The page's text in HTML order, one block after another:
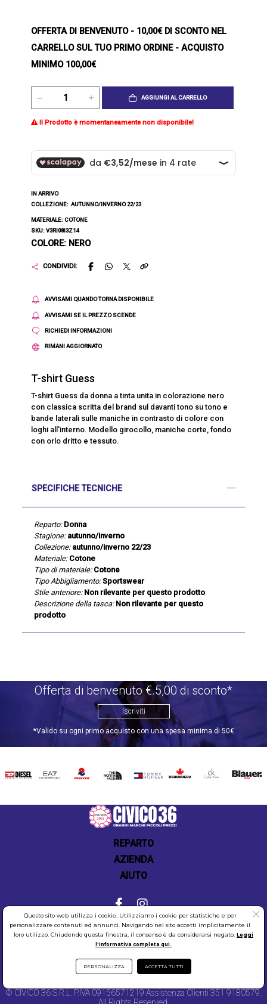
OFFERTA DI BENVENUTO- 10,00€ DI SCONTO NEL
CARRELLO SUL TUO PRIMO ORDINE - ACQUISTO
MINIMO 100,00€
AGGIUNGI AL CARRELLO
Il Prodotto è momentaneamente non disponibile!
IN ARRIVO
COLLEZIONE: AUTUNNO/INVERNO 22/23
MATERIALE: COTONE
SKU: V3RI08I3Z14
COLORE: NERO
CONDIVIDI:
AVVISAMI QUANDO TORNA DISPONIBILE
AVVISAMI SE IL PREZZO SCENDE
RICHIEDI INFORMAZIONI
RIMANI AGGIORNATO
T-shirt Guess
T-shirt Guess da donna a tinta unita in colorazione nero
con classica scritta del brand sul davanti tono su tono e
bande laterali sulle maniche in contrasto di colore con
loghi all'interno. Modello girocollo, maniche corte, fondo
con orlo dritto e tessuto.
SPECIFICHE TECNICHE
Reparto: Donna
Stagione: autunno/inverno
Collezione: autunno/inverno 22/23
Materiale: Cotone
Tipo di materiale: Cotone
Tipo Abbigliamento: Sportswear
Stile anteriore: Non rilevante per questo prodotto
Descrizione della tasca: Non rilevante per questo
prodotto
Offerta di benvenuto €.5,00 di sconto*
Iscriviti
*Valido su ogni primo acquisto con una spesa minima di 50€
DIESEL EA7 INVICTATHE
TOMMY
DSQUARED2
CALVIN BLAUER
REPARTO
AZIENDA
AIUTO
COOKIES SICUREZZA PRIVACY
© CIVICO 36 S.R.L. P.IVA 09156571219 Assistenza Clienti 351 9180579.
Questo sito web utilizza i cookie. Utilizziamo i cookie per statistiche e per
personalizzare contenuti ed annunci. Navigando nel sito accetti implicitamente il
loro utilizzo. Chiudendo questa finestra, il consenso è da considerarsi negato. Leggi
l'informativa completa qui.
PERSONALIZZA ACCETTA TUTTI